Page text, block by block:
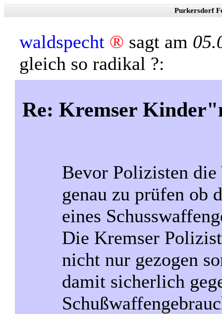
Purkersdorf
waldspecht ® sagt am
gleich so radikal ?:
Re: Kremser
Bevor Polizisten die
genau zu prüfen ob
eines
Die Kremser
nicht nur gezogen
damit sicherlich